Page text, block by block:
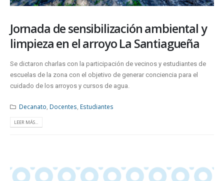
Jornada de sensibilización ambiental y
limpieza en el arroyo La Santiagueña
Se dictaron charlas con la participación de vecinos y estudiantes de
escuelas de la zona con el objetivo de generar conciencia para el
cuidado de los arroyos y cursos de agua.
Decanato Docentes Estudiantes
LEER MÁS...